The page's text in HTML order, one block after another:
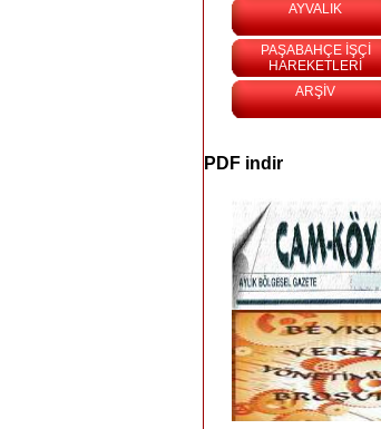
AYVALIK
PAŞABAHÇE İŞÇİ
HAREKETLERİ
ARŞİV
PDF indir